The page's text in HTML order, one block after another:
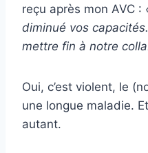
reçu après mon AVC :
diminué vos
mettre fin à notre
Oui, c’est violent, le
une longue maladie.
autant.